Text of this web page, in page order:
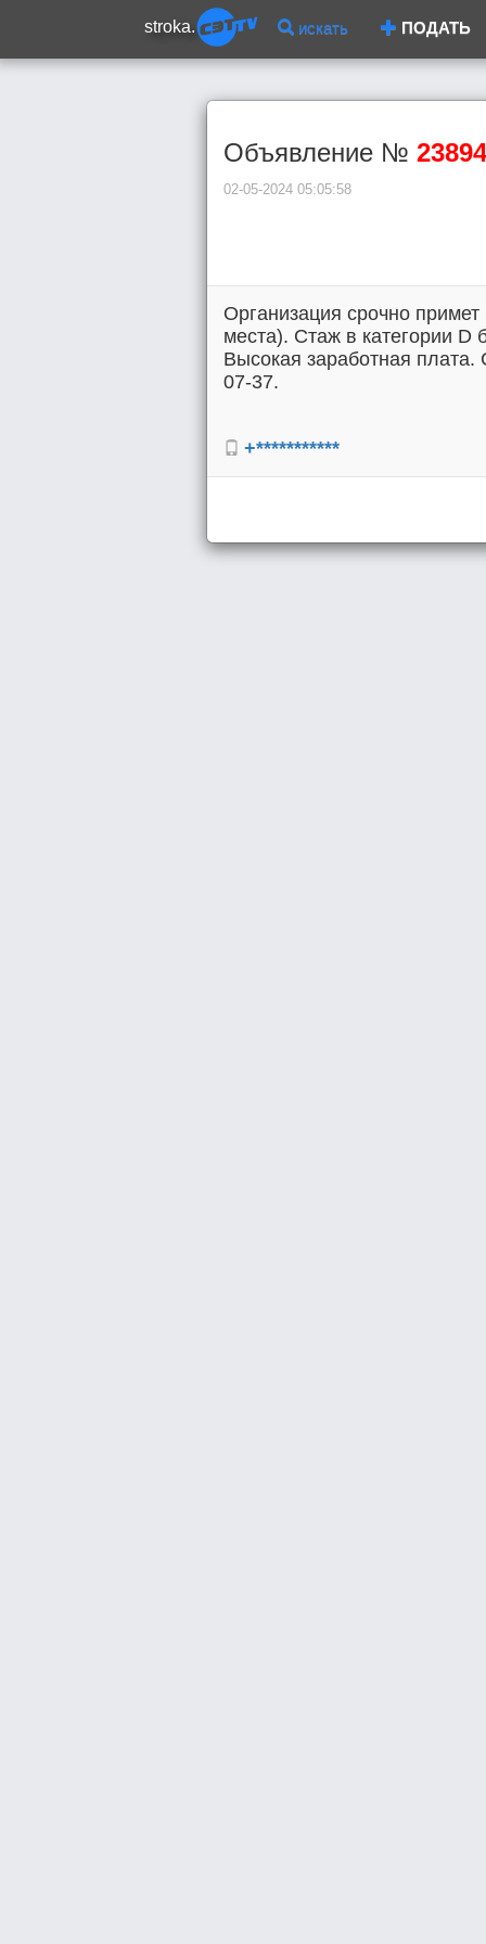
stroka. искать ПОДАТЬ
Объявление № 23894
02-05-2024 05:05:58
Организация срочно
места). Стаж в категории
Высокая заработная
07-37.
+***********